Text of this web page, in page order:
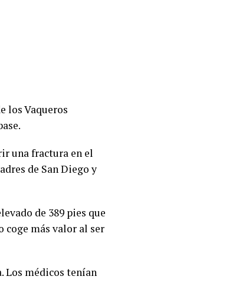
los Vaqueros
una fractura en el
de San Diego y
de 389 pies que
coge más valor al ser
Los médicos tenían